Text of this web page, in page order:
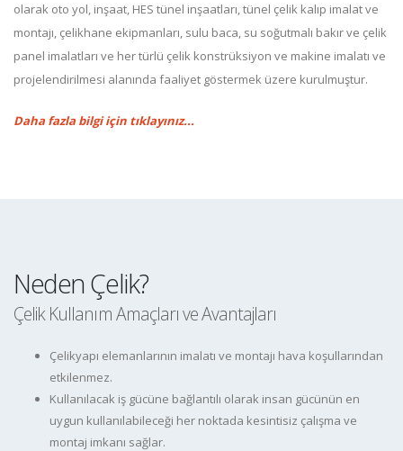
olarak oto yol, inşaat, HES tünel inşaatları, tünel çelik kalıp imalat ve
montajı, çelikhane ekipmanları, sulu baca, su soğutmalı bakır ve çelik
panel imalatları ve her türlü çelik konstrüksiyon ve makine imalatı ve
projelendirilmesi alanında faaliyet göstermek üzere kurulmuştur.
Daha fazla bilgi için tıklayınız...
Neden Çelik?
Çelik Kullanım Amaçları ve Avantajları
Çelikyapı elemanlarının imalatı ve montajı hava koşullarından
etkilenmez.
Kullanılacak iş gücüne bağlantılı olarak insan gücünün en
uygun kullanılabileceği her noktada kesintisiz çalışma ve
montaj imkanı sağlar.